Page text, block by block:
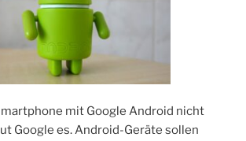
mit Google Android nicht
Google es. Android-Geräte sollen